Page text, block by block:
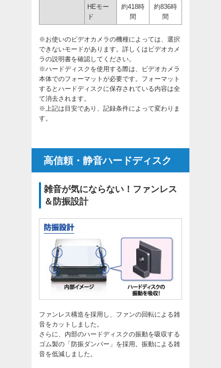
HEモー
ド
約418時
間
約836時
間
※お使いのビデオカメラの機種によっては、選択
できないモードがあります。詳しくはビデオカメ
ラの説明書を確認してください。
※ハードディスクを使用する際は、ビデオカメラ
本体でのフォーマットが必要です。フォーマット
するとハードディスクに保存されている内容は全
て消去されます。
※上記は目安であり、記録条件によって変わりま
す。
高信頼・静音ハードディスク
雑音が気にならない！ファンレス
＆防振設計
ファンレス構造を採用し、ファンの回転による雑
音をカットしました。
さらに、内部のハードディスクの振動を吸収する
ゴム製の「防振ダンパー」を採用。振動による雑
音を低減しました。